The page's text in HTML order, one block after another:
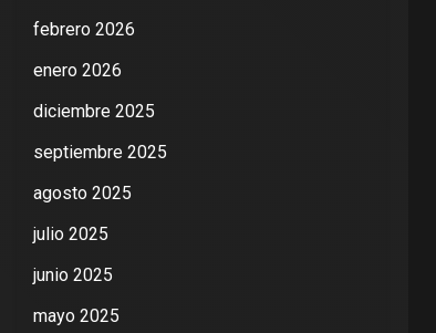
febrero 2026
enero 2026
diciembre 2025
septiembre 2025
agosto 2025
julio 2025
junio 2025
mayo 2025